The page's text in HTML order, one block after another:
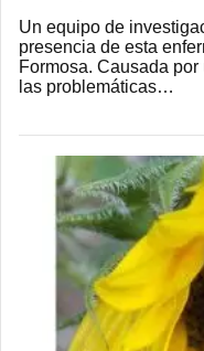
Un equipo de
presencia de esta
Formosa. Causada
las problemáticas…